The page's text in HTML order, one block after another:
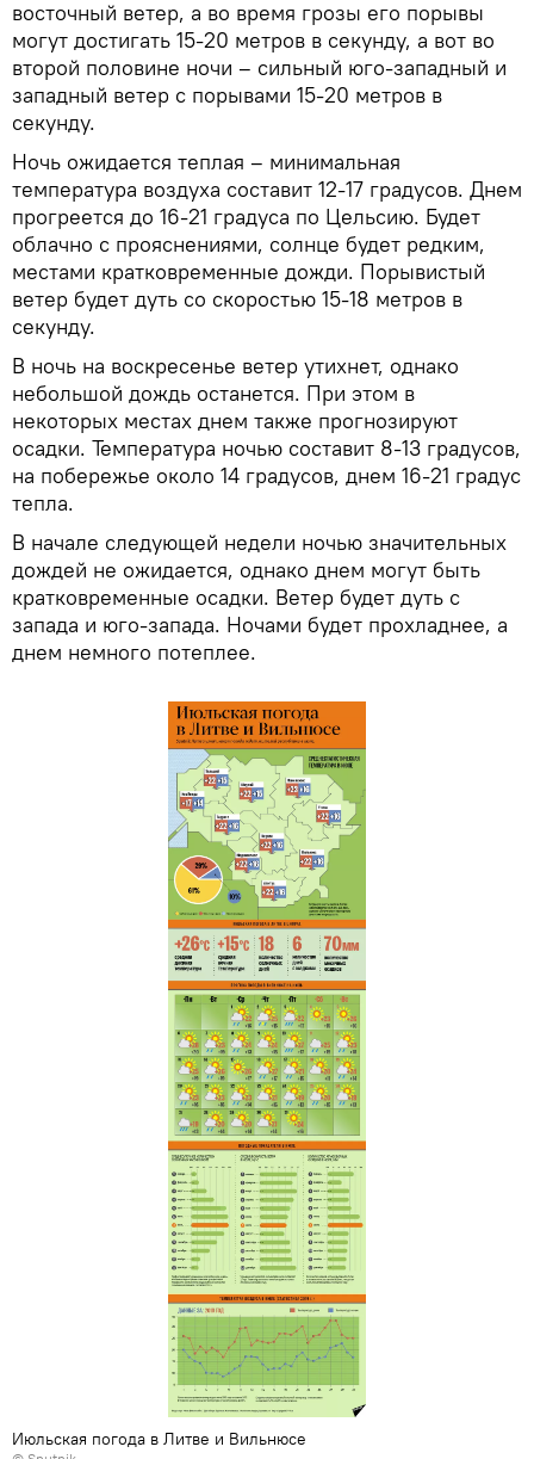
восточный ветер, а во время грозы его порывы
могут достигать 15-20 метров в секунду, а вот во
второй половине ночи – сильный юго-западный и
западный ветер с порывами 15-20 метров в
секунду.
Ночь ожидается теплая – минимальная
температура воздуха составит 12-17 градусов. Днем
прогреется до 16-21 градуса по Цельсию. Будет
облачно с прояснениями, солнце будет редким,
местами кратковременные дожди. Порывистый
ветер будет дуть со скоростью 15-18 метров в
секунду.
В ночь на воскресенье ветер утихнет, однако
небольшой дождь останется. При этом в
некоторых местах днем также прогнозируют
осадки. Температура ночью составит 8-13 градусов,
на побережье около 14 градусов, днем ​​16-21 градус
тепла.
В начале следующей недели ночью значительных
дождей не ожидается, однако днем могут быть
кратковременные осадки. Ветер будет дуть с
запада и юго-запада. Ночами будет прохладнее, а
днем немного потеплее.
Июльская погода в Литве и Вильнюсе